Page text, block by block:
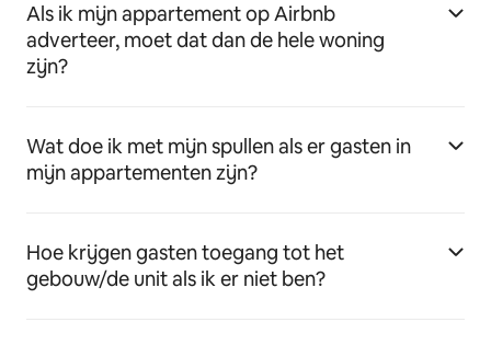
Als ik mijn appartement op Airbnb
adverteer, moet dat dan de hele woning
zijn?
Wat doe ik met mijn spullen als er gasten in
mijn appartementen zijn?
Hoe krijgen gasten toegang tot het
gebouw/de unit als ik er niet ben?